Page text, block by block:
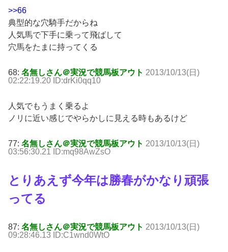
>>66
典型的な穴騎手だからね
人気馬で下手に乗って飛ばして
穴馬をたまに持ってくる
68: 名無しさん＠実況で競馬板アウト 2013/10/13(日)
02:22:19.20 ID:drKi0qq10
人気でもうまく乗るよ
ノリに近い感じでやらかしに見える時もあるけど
77: 名無しさん＠実況で競馬板アウト 2013/10/13(日)
03:56:30.21 ID:mq98AwZsO
とりあえず今年は勝春がかなり頑張
ってる
87: 名無しさん＠実況で競馬板アウト 2013/10/13(日)
09:28:46.13 ID:C1wnd0WtO